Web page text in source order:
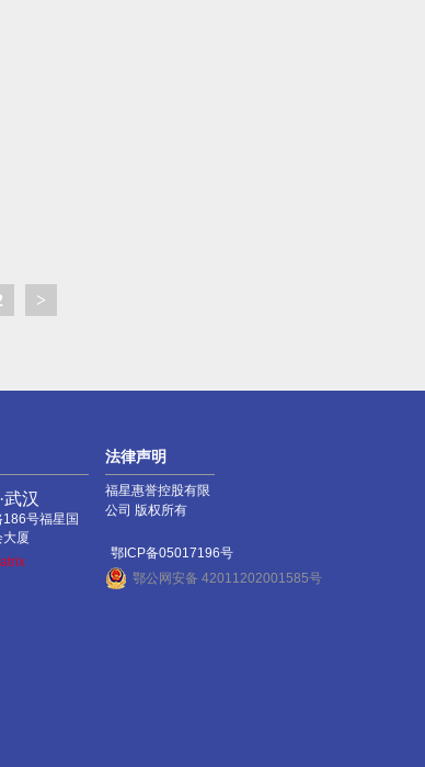
>
武汉
186号福星国
大厦
法律声明
福星惠誉控股有限
公司 版权所有
鄂ICP备05017196号
鄂公网安备 42011202001585号